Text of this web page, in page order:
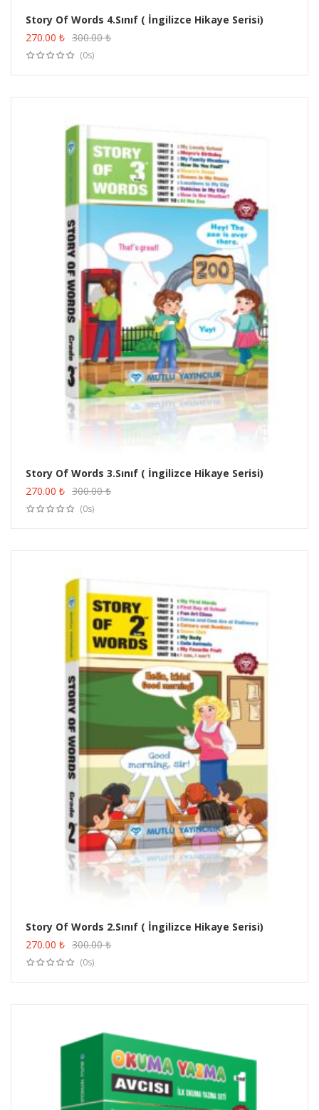
Story Of Words 4.Sınıf ( İngilizce Hikaye Serisi)
270.00 ₺ 300.00₺
(0s)
Story Of Words 3.Sınıf ( İngilizce Hikaye Serisi)
270.00 ₺ 300.00₺
(0s)
Story Of Words 2.Sınıf ( İngilizce Hikaye Serisi)
270.00 ₺ 300.00₺
(0s)